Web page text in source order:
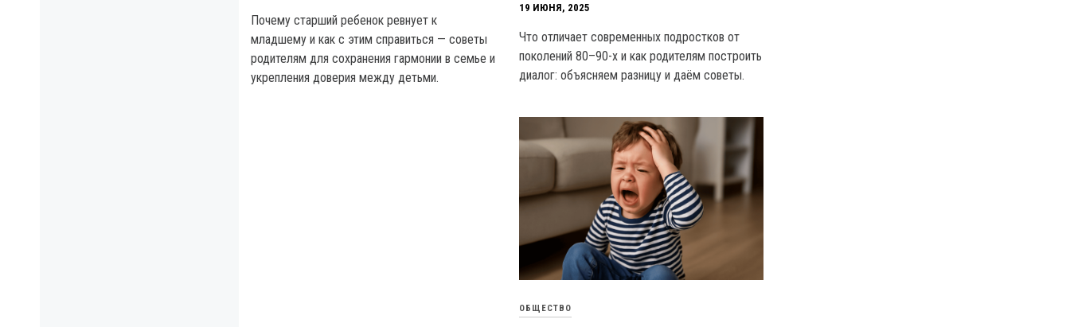
19 ИЮНЯ, 2025
Что отличает современных подростков от
поколений 80–90-х и как родителям построить
диалог: объясняем разницу и даём советы.
Почему старший ребенок ревнует к
младшему и как с этим справиться — советы
родителям для сохранения гармонии в семье и
укрепления доверия между детьми.
ОБЩЕСТВО